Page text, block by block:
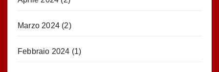
Marzo 2024 (2)
Febbraio 2024 (1)